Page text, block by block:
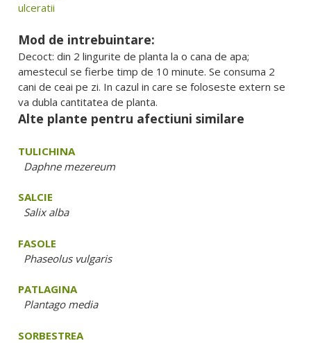
ulceratii
Mod de intrebuintare:
Decoct: din 2 lingurite de planta la o cana de apa;
amestecul se fierbe timp de 10 minute. Se consuma 2
cani de ceai pe zi. In cazul in care se foloseste extern se
va dubla cantitatea de planta.
Alte plante pentru afectiuni similare
TULICHINA
Daphne mezereum
SALCIE
Salix alba
FASOLE
Phaseolus vulgaris
PATLAGINA
Plantago media
SORBESTREA